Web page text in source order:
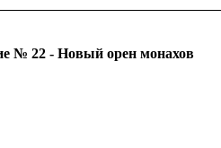
№ 22 - Новый орен монахов